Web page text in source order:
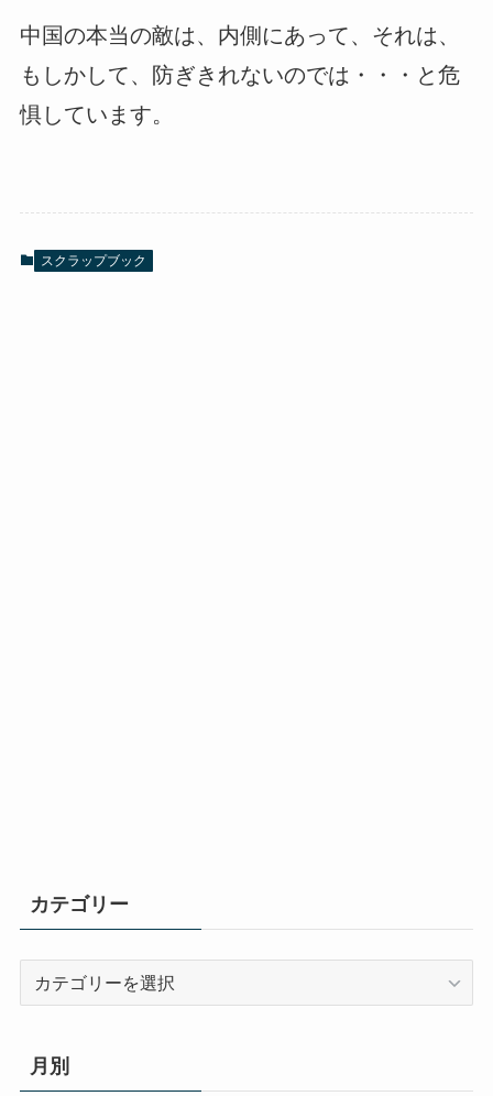
中国の本当の敵は、内側にあって、それは、
もしかして、防ぎきれないのでは・・・と危
惧しています。
スクラップブック
カテゴリー
リ
ー
月別